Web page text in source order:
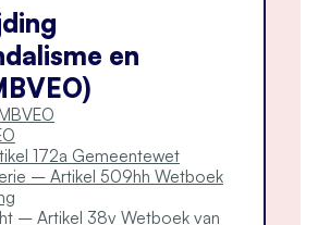
en
172a Gemeentewet
– Artikel 509hh Wetboek
– Artikel 38v Wetboek van